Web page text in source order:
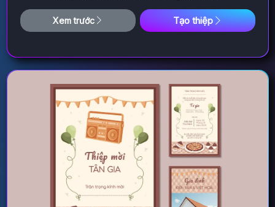
Xem trước Tạo thiệp